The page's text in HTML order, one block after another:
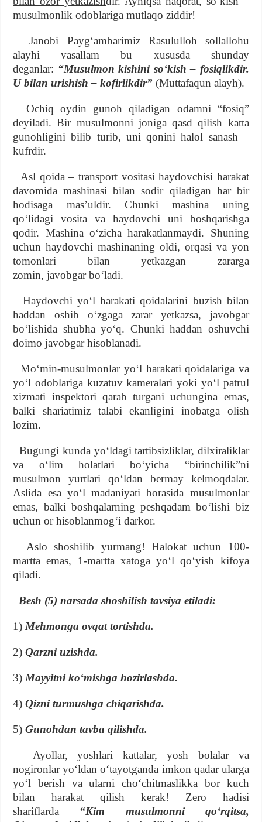
musulmonlik odoblariga mutlaqo ziddir!
Janobi Paygʻambarimiz Rasululloh sollallohu
alayhi vasallam bu xususda shunday
deganlar: “Musulmon kishini soʻkish – fosiqlikdir.
U bilan urishish – kofirlikdir”(Muttafaqun alayh).
Ochiq oydin gunoh qiladigan odamni “fosiq”
deyiladi. Bir musulmonni joniga qasd qilish katta
gunohligini bilib turib, uni qonini halol sanash –
kufrdir.
Asl qoida – transport vositasi haydovchisi harakat
davomida mashinasi bilan sodir qiladigan har bir
hodisaga masʼuldir. Chunki mashina uning
qoʻlidagi vosita va haydovchi uni boshqarishga
qodir. Mashina oʻzicha harakatlanmaydi. Shuning
uchun haydovchi mashinaning oldi, orqasi va yon
tomonlari bilan yetkazgan zararga
zomin, javobgar boʻladi.
Haydovchi yoʻl harakati qoidalarini buzish bilan
haddan oshib oʻzgaga zarar yetkazsa, javobgar
boʻlishida shubha yoʻq. Chunki haddan oshuvchi
doimo javobgar hisoblanadi.
Moʻmin-musulmonlar yoʻl harakati qoidalariga va
yoʻl odoblariga kuzatuv kameralari yoki yoʻl patrul
xizmati inspektori qarab turgani uchungina emas,
balki shariatimiz talabi ekanligini inobatga olish
lozim.
Bugungi kunda yoʻldagi tartibsizliklar, dilxiraliklar
va oʻlim holatlari boʻyicha “birinchilik”ni
musulmon yurtlari qoʻldan bermay kelmoqdalar.
Aslida esa yoʻl madaniyati borasida musulmonlar
emas, balki boshqalarning peshqadam boʻlishi biz
uchun or hisoblanmogʻi darkor.
Aslo shoshilib yurmang! Halokat uchun 100-
martta emas, 1-martta xatoga yoʻl qoʻyish kifoya
qiladi.
Besh (5) narsada shoshilish tavsiya etiladi:
1)Mehmonga ovqat tortishda.
2) Qarzni uzishda.
3)Mayyitni koʻmishga hozirlashda.
4) Qizni turmushga chiqarishda.
5) Gunohdan tavba qilishda.
Ayollar, yoshlari kattalar, yosh bolalar va
nogironlar yoʻldan oʻtayotganda imkon qadar ularga
yoʻl berish va ularni choʻchitmaslikka bor kuch
bilan harakat qilish kerak! Zero hadisi
shariflarda “Kim musulmonni qoʻrqitsa,